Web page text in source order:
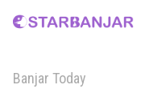
Home
Banjar Today